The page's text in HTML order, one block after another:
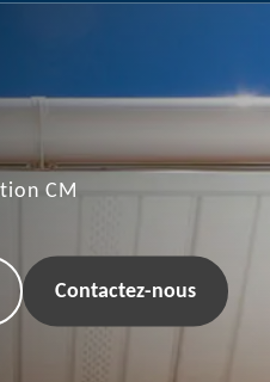
CM
Contactez-nous